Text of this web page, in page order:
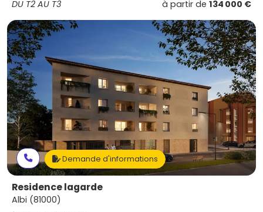
DU T2 AU T3 à partir de 134 000 €
Demande d'informations
Residence lagarde
Albi (81000)